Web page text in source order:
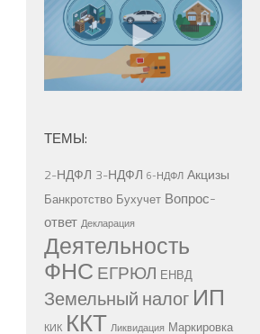
ТЕМЫ:
2-НДФЛ 3-НДФЛ 6-НДФЛ Акцизы
Банкротство Бухучет Вопрос-
ответ Декларация
Деятельность
ФНС ЕГРЮЛ ЕНВД
Земельный налог ИП
КИК ККТ Ликвидация Маркировка